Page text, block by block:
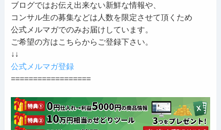
ブログではお伝え出来ない新鮮な情報や、
コンサル生の募集などは人数を限定させて頂くため
公式メルマガでのみお届けしています。
ご希望の方はこちらからご登録下さい。
↓↓
公式メルマガ登録
==================